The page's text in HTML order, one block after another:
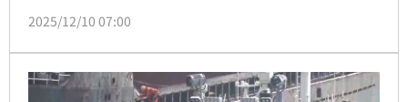
舊車輛累計總里程高達1,974萬3,796公里，相當於繞行
計完成523輛新車汰換，占全署公務車比例達39.7%，
大幅強化岸際巡防、救援與機動應處能量。
2025/12/10 07:00